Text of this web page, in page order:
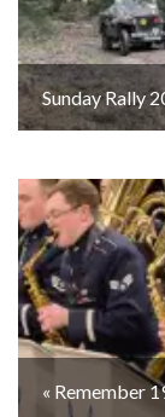
Sunday Rally
« Remember